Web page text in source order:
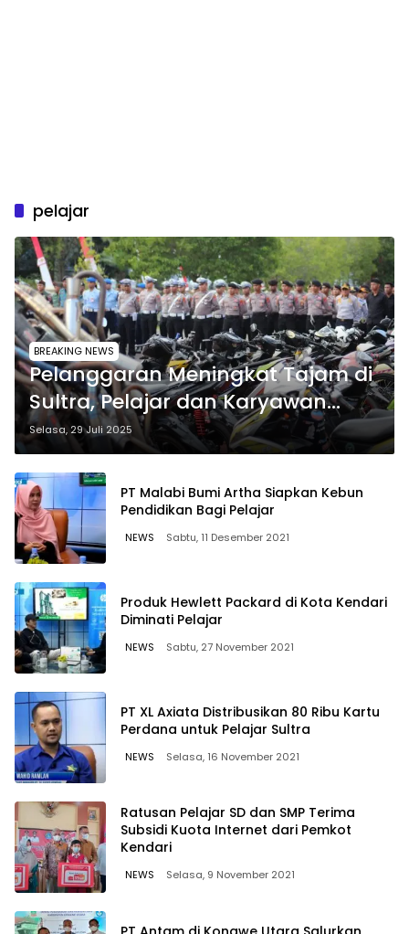
pelajar
BREAKING NEWS
Pelanggaran Meningkat Tajam di
Sultra, Pelajar dan Karyawan
‘Juara’ Langgar Lalu Lintas
Selasa, 29 Juli 2025
PT Malabi Bumi Artha Siapkan Kebun
Pendidikan Bagi Pelajar
NEWS Sabtu, 11 Desember 2021
Produk Hewlett Packard di Kota Kendari
Diminati Pelajar
NEWS Sabtu, 27 November 2021
PT XL Axiata Distribusikan 80 Ribu Kartu
Perdana untuk Pelajar Sultra
NEWS Selasa, 16 November 2021
Ratusan Pelajar SD dan SMP Terima
Subsidi Kuota Internet dari Pemkot
Kendari
NEWS Selasa, 9 November 2021